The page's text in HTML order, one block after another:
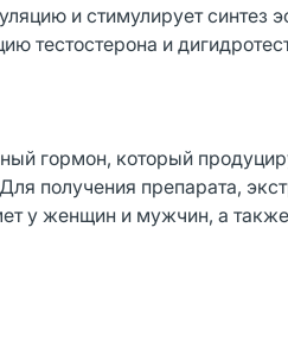
и стимулирует синтез
тестостерона и
гормон, который
получения препарата,
у женщин и мужчин, а